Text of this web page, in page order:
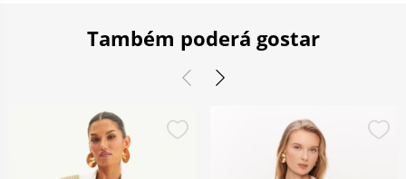
Também poderá gostar